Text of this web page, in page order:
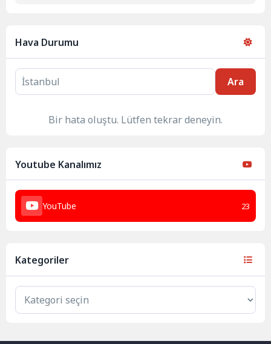
Hava Durumu
Ara
Bir hata oluştu. Lütfen tekrar deneyin.
Youtube Kanalımız
YouTube 23
Kategoriler